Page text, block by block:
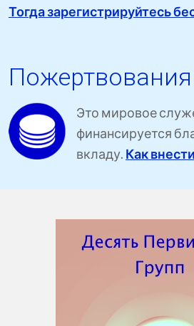
Тогда зарегистрируйтесь
Пожертвования
Это мировое
финансируется
вкладу. Как